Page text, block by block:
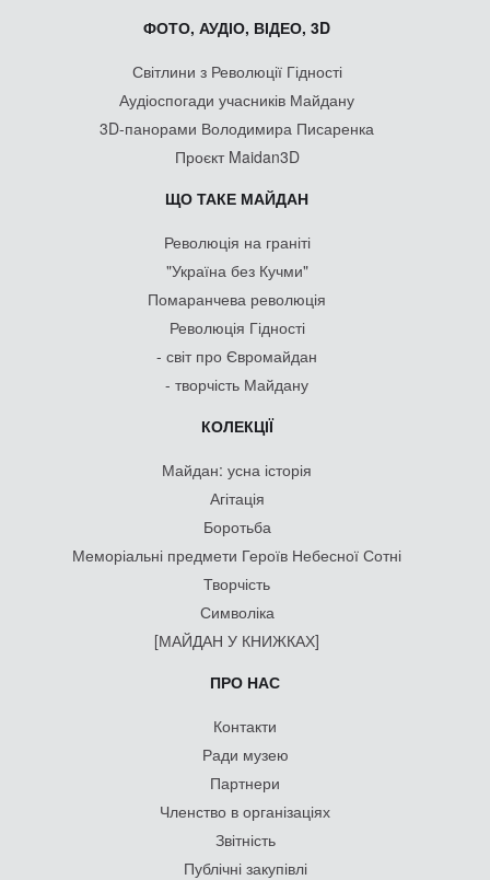
ФОТО, АУДІО, ВІДЕО, 3D
Світлини з Революції Гідності
Аудіоспогади учасників Майдану
3D-панорами Володимира Писаренка
Проєкт Maidan3D
ЩО ТАКЕ МАЙДАН
Революція на граніті
"Україна без Кучми"
Помаранчева революція
Революція Гідності
- світ про Євромайдан
- творчість Майдану
КОЛЕКЦІЇ
Майдан: усна історія
Агітація
Боротьба
Меморіальні предмети Героїв Небесної Сотні
Творчість
Символіка
[МАЙДАН У КНИЖКАХ]
ПРО НАС
Контакти
Ради музею
Партнери
Членство в організаціях
Звітність
Публічні закупівлі